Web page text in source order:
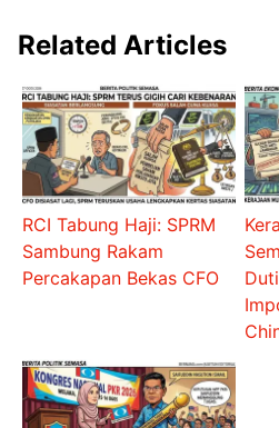
Related Articles
RCI Tabung Haji: SPRM
Sambung Rakam
Percakapan Bekas CFO